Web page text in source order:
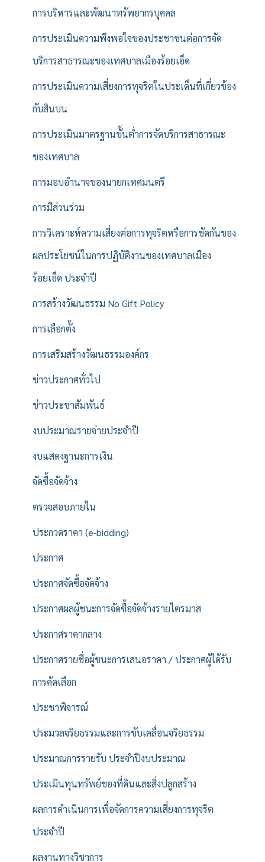
การบริหารและพัฒนาทรัพยากรบุคคล
การประเมินความพึงพอใจของประชาชนต่อการจัด
บริการสาธารณะของเทศบาลเมืองร้อยเอ็ด
การประเมินความเสี่ยงการทุจริตในประเด็นที่เกี่ยวข้อง
กับสินบน
การประเมินมาตรฐานขั้นต่ำการจัดบริการสาธารณะ
ของเทศบาล
การมอบอำนาจของนายกเทศมนตรี
การมีส่วนร่วม
การวิเคราะห์ความเสี่ยงต่อการทุจริตหรือการขัดกันของ
ผลประโยชน์ในการปฏิบัติงานของเทศบาลเมือง
ร้อยเอ็ด ประจำปี
การสร้างวัฒนธรรม No Gift Policy
การเลือกตั้ง
การเสริมสร้างวัฒนธรรมองค์กร
ข่าวประกาศทั่วไป
ข่าวประชาสัมพันธ์
งบประมาณรายจ่ายประจำปี
งบแสดงฐานะการเงิน
จัดซื้อจัดจ้าง
ตรวจสอบภายใน
ประกวดราคา (e-bidding)
ประกาศ
ประกาศจัดซื้อจัดจ้าง
ประกาศผลผู้ชนะการจัดซื้อจัดจ้างรายไตรมาส
ประกาศราคากลาง
ประกาศรายชื่อผู้ชนะการเสนอราคา / ประกาศผู้ได้รับ
การคัดเลือก
ประชาพิจารณ์
ประมวลจริยธรรมและการขับเคลื่อนจริยธรรม
ประมาณการรายรับ ประจำปีงบประมาณ
ประเมินทุนทรัพย์ของที่ดินและสิ่งปลูกสร้าง
ผลการดำเนินการเพื่อจัดการความเสี่ยงการทุจริต
ประจำปี
ผลงานทางวิชาการ